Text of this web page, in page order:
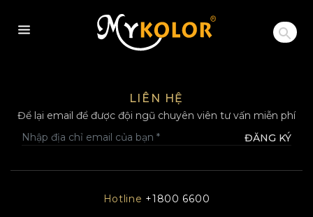
MYKOLOR
LIÊN HỆ
Để lại email để được đội ngũ chuyên viên tư vấn miễn phí
ĐĂNG KÝ
Hotline +1800 6600